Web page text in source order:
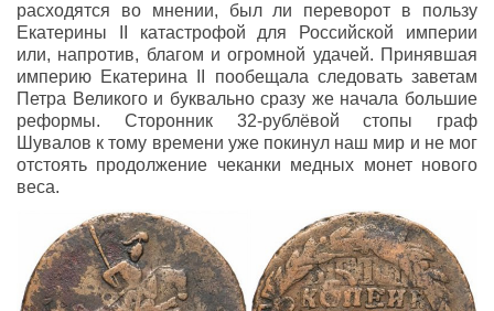
расходятся во мнении, был ли переворот в пользу
Екатерины II катастрофой для Российской империи
или, напротив, благом и огромной удачей. Принявшая
империю Екатерина II пообещала следовать заветам
Петра Великого и буквально сразу же начала большие
реформы. Сторонник 32-рублёвой стопы граф
Шувалов к тому времени уже покинул наш мир и не мог
отстоять продолжение чеканки медных монет нового
веса.